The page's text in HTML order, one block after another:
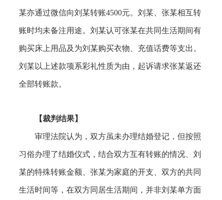
某亦通过微信向刘某转账4500元。刘某、张某相互转
账时均未备注用途。刘某认可张某在共同生活期间有
购买床上用品及为刘某购买衣物、充值话费等支出。
刘某以上述款项系彩礼性质为由，起诉请求张某返还
全部转账款。
【裁判结果】
审理法院认为，双方虽未办理结婚登记，但按照
习俗办理了结婚仪式，结合双方互有转账的情况、刘
某的特殊转账金额、张某为家庭的开支、双方的共同
生活时间等，在双方同居生活期间，并非刘某单方面